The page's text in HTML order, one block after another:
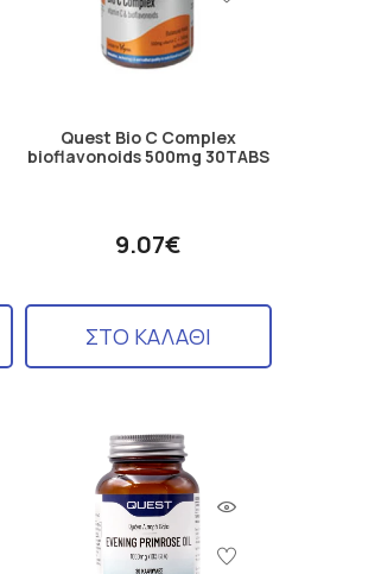
Quest Bio C Complex
bioflavonoids 500mg 30TABS
9.07€
ΣΤΟ ΚΑΛΑΘΙ